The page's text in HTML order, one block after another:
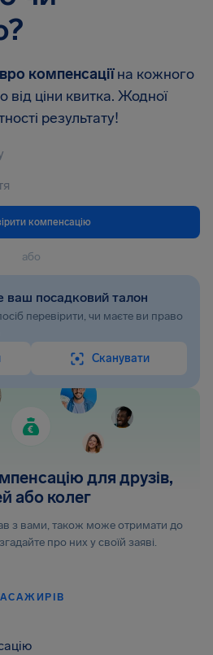
компенсаціїна кожного
ціни квитка. Жодної
результату!
компенсацію
або
ваш посадковий талон
перевірити, чи маєте ви право
Сканувати
для друзів,
або колег
з вами, також може отримати до
про них у своїй заяві.